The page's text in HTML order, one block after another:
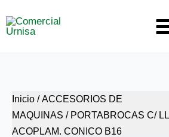
al
Inicio /ACCESORIOS DE
MAQUINAS / PORTABROCAS C/
ACOPLAM. CONICO B16